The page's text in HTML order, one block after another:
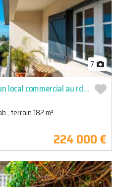
7
Bien immobilier composé d'un local commercial au rdc et d'un appartement f3 à l'étage avec balcon en vente
terrain 182 m²
224 000 €